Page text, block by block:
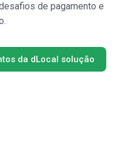
de pagamento e
da dLocal solução